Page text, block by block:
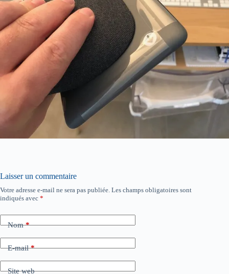
Laisser un commentaire
Votre adresse e-mail ne sera pas publiée. Les champs obligatoires sont
indiqués avec *
Nom*
E-mail*
Site web